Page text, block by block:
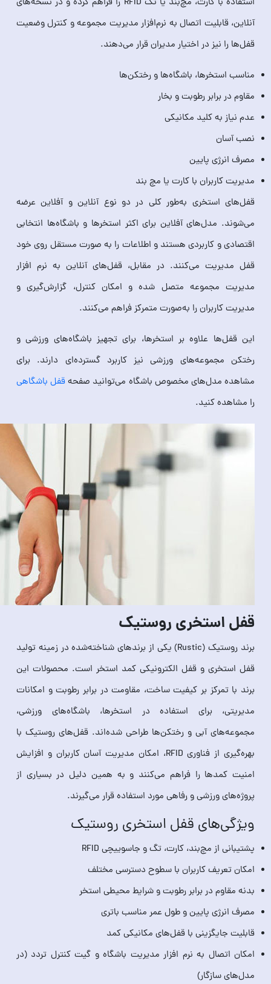
آنلاین، قابلیت اتصال به نرم‌افزار مدیریت مجموعه و کنترل وضعیت
قفل‌ها را نیز در اختیار مدیران قرار می‌دهند.
مناسب استخرها، باشگاه‌ها و رختکن‌ها
مقاوم در برابر رطوبت و بخار
عدم نیاز به کلید مکانیکی
نصب آسان
مصرف انرژی پایین
مدیریت کاربران با کارت یا مچ‌ بند
قفل‌های استخری به‌طور کلی در دو نوع آنلاین و آفلاین عرضه
می‌شوند. مدل‌های آفلاین برای اکثر استخرها و باشگاه‌ها انتخابی
اقتصادی و کاربردی هستند و اطلاعات را به‌ صورت مستقل روی خود
قفل مدیریت می‌کنند. در مقابل، قفل‌های آنلاین به نرم‌ افزار
مدیریت مجموعه متصل شده و امکان کنترل، گزارش‌گیری و
مدیریت کاربران را به‌صورت متمرکز فراهم می‌کنند.
این قفل‌ها علاوه بر استخرها، برای تجهیز باشگاه‌های ورزشی و
رختکن مجموعه‌های ورزشی نیز کاربرد گسترده‌ای دارند. برای
مشاهده مدل‌های مخصوص باشگاه می‌توانید صفحهقفل باشگاهی
را مشاهده کنید.
قفل استخری روستیک
برند روستیک (Rustic) یکی از برندهای شناخته‌شده در زمینه تولید
قفل استخری و قفل الکترونیکی کمد استخر است. محصولات این
برند با تمرکز بر کیفیت ساخت، مقاومت در برابر رطوبت و امکانات
مدیریتی، برای استفاده در استخرها، باشگاه‌های ورزشی،
مجموعه‌های آبی و رختکن‌ها طراحی شده‌اند. قفل‌های روستیک با
بهره‌گیری از فناوری RFID، امکان مدیریت آسان کاربران و افزایش
امنیت کمدها را فراهم می‌کنند و به همین دلیل در بسیاری از
پروژه‌های ورزشی و رفاهی مورد استفاده قرار می‌گیرند.
ویژگی‌های قفل استخری روستیک
پشتیبانی از مچ‌بند، کارت، تگ و جاسوییچی RFID
امکان تعریف کاربران با سطوح دسترسی مختلف
بدنه مقاوم در برابر رطوبت و شرایط محیطی استخر
مصرف انرژی پایین و طول عمر مناسب باتری
قابلیت جایگزینی با قفل‌های مکانیکی کمد
امکان اتصال به نرم‌ افزار مدیریت باشگاه و گیت کنترل تردد (در
مدل‌های سازگار)